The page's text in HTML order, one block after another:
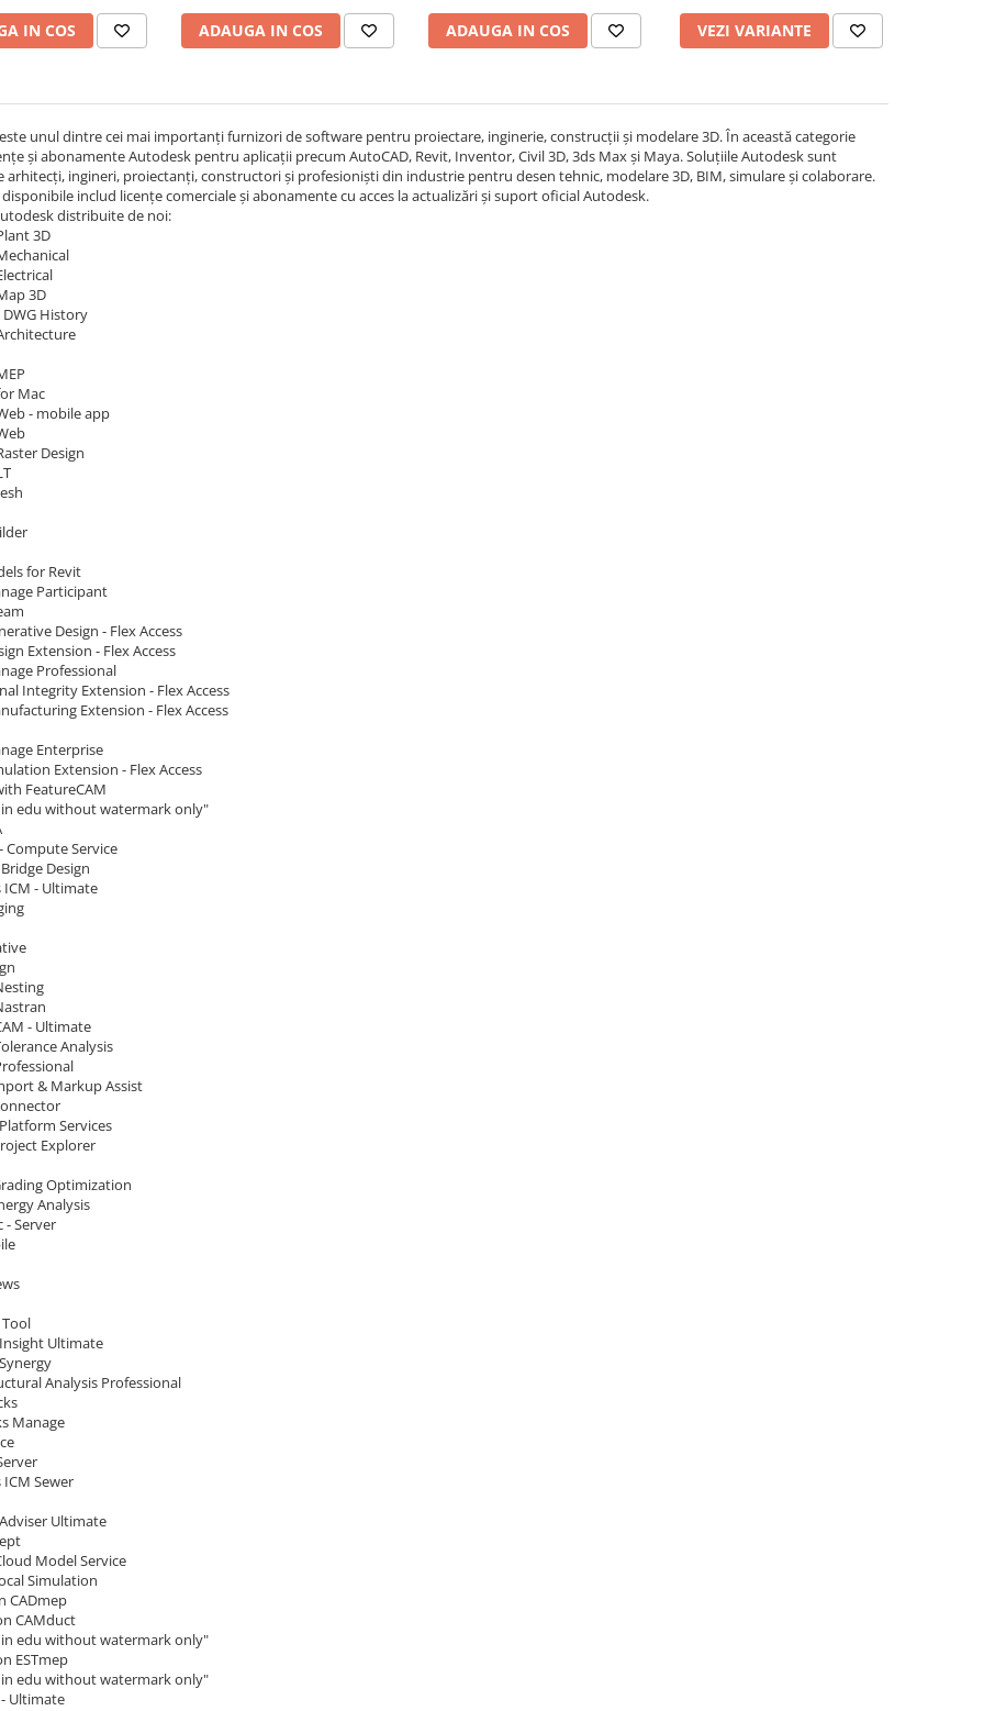
IN COS ADAUGA IN COS ADAUGA IN COS VEZI VARIANTE
unul dintre cei mai importanți furnizori de software pentru proiectare, inginerie, construcții și modelare 3D. În această categorie
și abonamente Autodesk pentru aplicații precum AutoCAD, Revit, Inventor, Civil 3D, 3ds Max și Maya. Soluțiile Autodesk sunt
arhitecți, ingineri, proiectanți, constructori și profesioniști din industrie pentru desen tehnic, modelare 3D, BIM, simulare și colaborare.
includ licențe comerciale și abonamente cu acces la actualizări și suport oficial Autodesk.
distribuite de noi:
3D
3D
DWG History
Mac
- mobile app
Design
for Revit
Participant
Design - Flex Access
Extension - Flex Access
Professional
Integrity Extension - Flex Access
Extension - Flex Access
Enterprise
Extension - Flex Access
FeatureCAM
edu without watermark only"
Compute Service
Design
- Ultimate
- Ultimate
Analysis
& Markup Assist
Services
Explorer
Optimization
Analysis
- Server
Ultimate
Analysis Professional
Manage
Sewer
Ultimate
Model Service
Simulation
CADmep
CAMduct
edu without watermark only"
ESTmep
edu without watermark only"
Ultimate